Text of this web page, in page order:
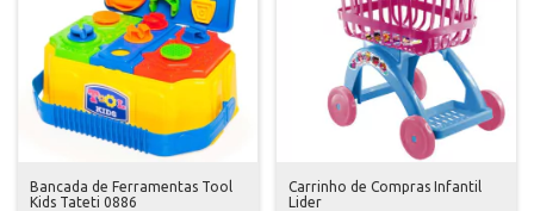
Bancada de Ferramentas Tool
Kids Tateti 0886
Carrinho de Compras Infantil
Lider